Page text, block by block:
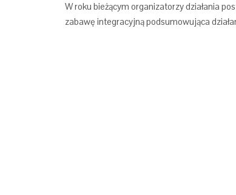
W roku bieżącym organizatorzy działania
zabawę integracyjną podsumowująca